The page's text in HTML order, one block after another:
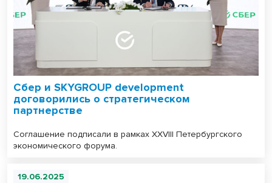
Сбер и SKYGROUP development
договорились о стратегическом
партнерстве
Соглашение подписали в рамках XXVIII Петербургского
экономического форума.
19.06.2025